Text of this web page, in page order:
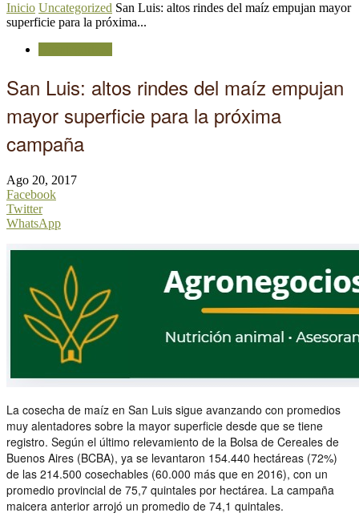
Inicio Uncategorized San Luis: altos rindes del maíz empujan mayor
superficie para la próxima...
San Luis: altos rindes del maíz empujan
mayor superficie para la próxima
campaña
Ago 20, 2017
Facebook
Twitter
WhatsApp
La cosecha de maíz en San Luis sigue avanzando con promedios
muy alentadores sobre la mayor superficie desde que se tiene
registro. Según el último relevamiento de la Bolsa de Cereales de
Buenos Aires (BCBA), ya se levantaron 154.440 hectáreas (72%)
de las 214.500 cosechables (60.000 más que en 2016), con un
promedio provincial de 75,7 quintales por hectárea. La campaña
maicera anterior arrojó un promedio de 74,1 quintales.